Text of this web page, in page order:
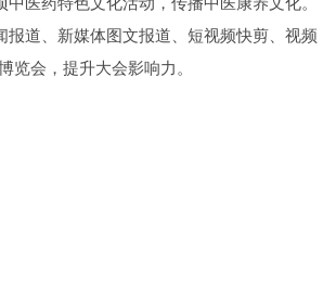
道、新媒体图文报道、短视频快剪、视频
会，提升大会影响力。